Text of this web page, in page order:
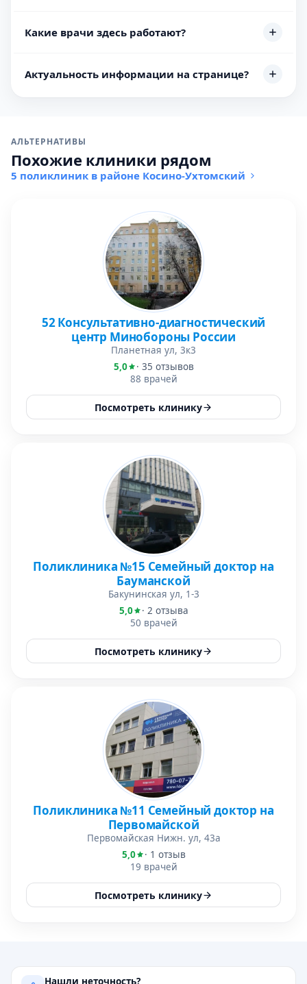
Какие врачи здесь работают?
Актуальность информации на странице?
АЛЬТЕРНАТИВЫ
Похожие клиники рядом
5 поликлиник в районе Косино-Ухтомский
52 Консультативно-диагностический
центр Минобороны России
Планетная ул, 3к3
5,0
· 35 отзывов
88 врачей
Посмотреть клинику
Поликлиника №15 Семейный доктор на
Бауманской
Бакунинская ул, 1-3
5,0
· 2 отзыва
50 врачей
Посмотреть клинику
Поликлиника №11 Семейный доктор на
Первомайской
Первомайская Нижн. ул, 43а
5,0
· 1 отзыв
19 врачей
Посмотреть клинику
Нашли неточность?